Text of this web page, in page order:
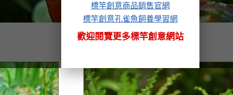
標竿創意商品銷售官網
標竿創意孔雀魚飼養學習網
歡迎閱覽更多標竿創意網站